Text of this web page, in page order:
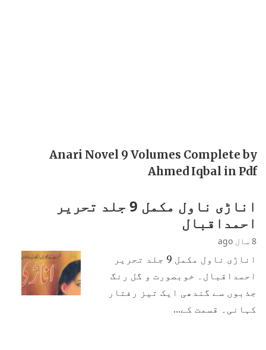
Anari Novel 9 Volumes Complete by
Ahmed Iqbal in Pdf
اناڑی ناول مکمل 9 جلد تحریر
احمداقبال
8 سال ago
اناڑی ناول مکمل 9 جلد تحریر
احمداقبال۔ خوبصورت و گل رنگ
جذبوں سے گندھی ایک تیز رفتار
کہانی۔ قسمت کے…